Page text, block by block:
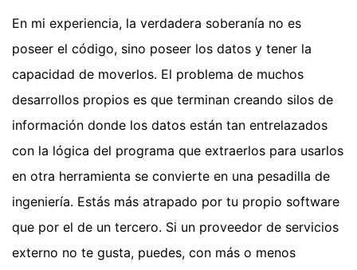
En mi experiencia, la verdadera soberanía no es
poseer el código, sino poseer los datos y tener la
capacidad de moverlos. El problema de muchos
desarrollos propios es que terminan creando silos de
información donde los datos están tan entrelazados
con la lógica del programa que extraerlos para usarlos
en otra herramienta se convierte en una pesadilla de
ingeniería. Estás más atrapado por tu propio software
que por el de un tercero. Si un proveedor de servicios
externo no te gusta, puedes, con más o menos